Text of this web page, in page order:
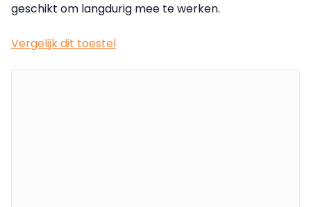
geschikt om langdurig mee te werken.
Vergelijk dit toestel